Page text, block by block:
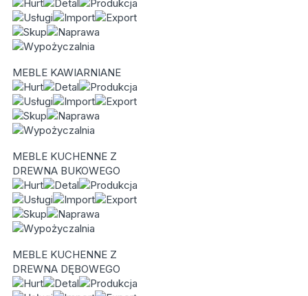
MEBLE KAWIARNIANE
MEBLE KUCHENNE Z
DREWNA BUKOWEGO
MEBLE KUCHENNE Z
DREWNA DĘBOWEGO